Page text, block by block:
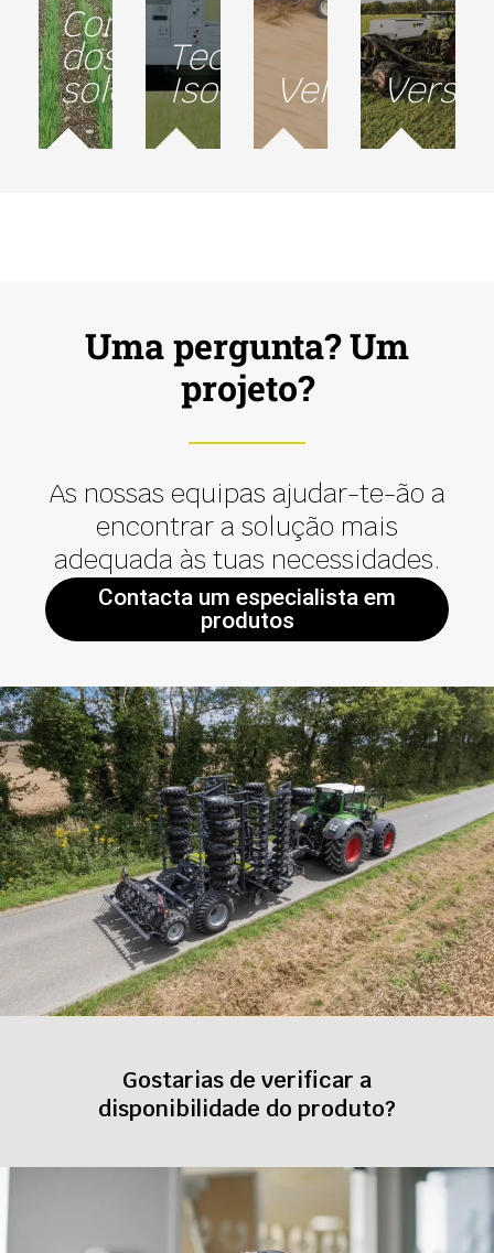
Conservação
dos
solos
Tecnologia
Isobus Velocidade
Uma pergunta? Um
projeto?
As nossas equipas ajudar-te-ão a
encontrar a solução mais
adequada às tuas necessidades.
Contacta um especialista em
produtos
Gostarias de verificar a
disponibilidade do produto?